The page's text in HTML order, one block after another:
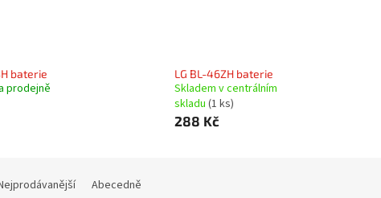
baterie
prodejně
LG BL-46ZH baterie
Skladem v centrálním
skladu (1 ks)
288 Kč
Abecedně